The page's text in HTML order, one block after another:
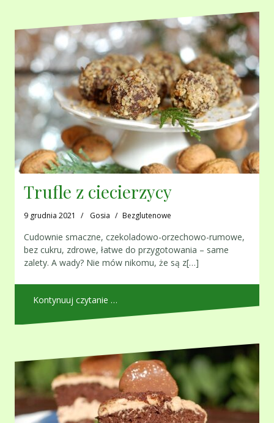
Trufle z ciecierzycy
9 grudnia 2021 Gosia Bezglutenowe
Cudownie smaczne, czekoladowo-orzechowo-rumowe,
bez cukru, zdrowe, łatwe do przygotowania – same
zalety. A wady? Nie mów nikomu, że są z[…]
Kontynuuj czytanie …